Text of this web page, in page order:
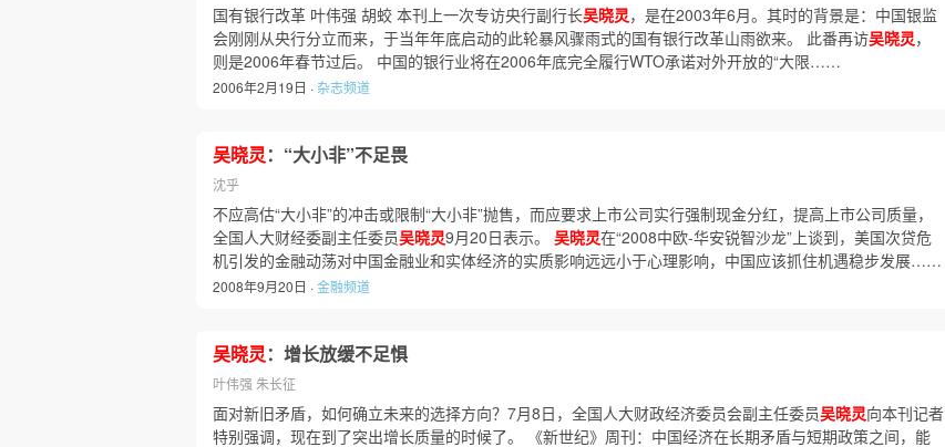
国有银行改革 叶伟强 胡蛟 本刊上一次专访央行副行长吴晓灵，是在2003年6月。其时的背景是：中国银监
会刚刚从央行分立而来，于当年年底启动的此轮暴风骤雨式的国有银行改革山雨欲来。 此番再访吴晓灵，
则是2006年春节过后。 中国的银行业将在2006年底完全履行WTO承诺对外开放的“大限……
2006年2月19日 ·杂志频道
吴晓灵：“大小非”不足畏
沈乎
不应高估“大小非”的冲击或限制“大小非”抛售，而应要求上市公司实行强制现金分红，提高上市公司质量，
全国人大财经委副主任委员吴晓灵9月20日表示。 吴晓灵在“2008中欧-华安锐智沙龙”上谈到，美国次贷危
机引发的金融动荡对中国金融业和实体经济的实质影响远远小于心理影响，中国应该抓住机遇稳步发展……
2008年9月20日 ·金融频道
吴晓灵：增长放缓不足惧
叶伟强 朱长征
面对新旧矛盾，如何确立未来的选择方向？7月8日，全国人大财政经济委员会副主任委员吴晓灵向本刊记者
特别强调，现在到了突出增长质量的时候了。 《新世纪》周刊：中国经济在长期矛盾与短期政策之间，能